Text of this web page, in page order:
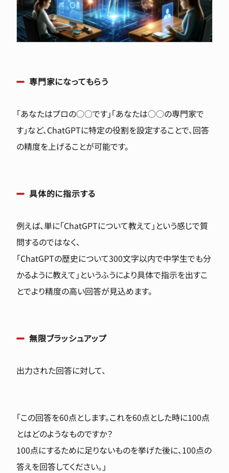
専門家になってもらう
「あなたはプロの○○です」「あなたは○○の専門家で
す」など、ChatGPTに特定の役割を設定することで、回答
の精度を上げることが可能です。
具体的に指示する
例えば、単に「ChatGPTについて教えて」という感じで質
問するのではなく、
「ChatGPTの歴史について300文字以内で中学生でも分
かるように教えて」というふうにより具体で指示を出すこ
とでより精度の高い回答が見込めます。
無限ブラッシュアップ
出力された回答に対して、
「この回答を60点とします。これを60点とした時に100点
とはどのようなものですか？
100点にするために足りないものを挙げた後に、100点の
答えを回答してください。」